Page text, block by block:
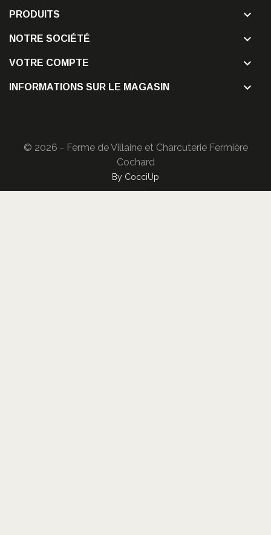
PRODUITS 
NOTRE SOCIÉTÉ 
VOTRE COMPTE 
INFORMATIONS SUR LE MAGASIN 
© 2026 - Ferme de Villaine et Charcuterie Fermière
Cochard
By CocciUp